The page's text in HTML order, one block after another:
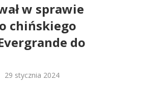
w sprawie
chińskiego
do
29 stycznia 2024